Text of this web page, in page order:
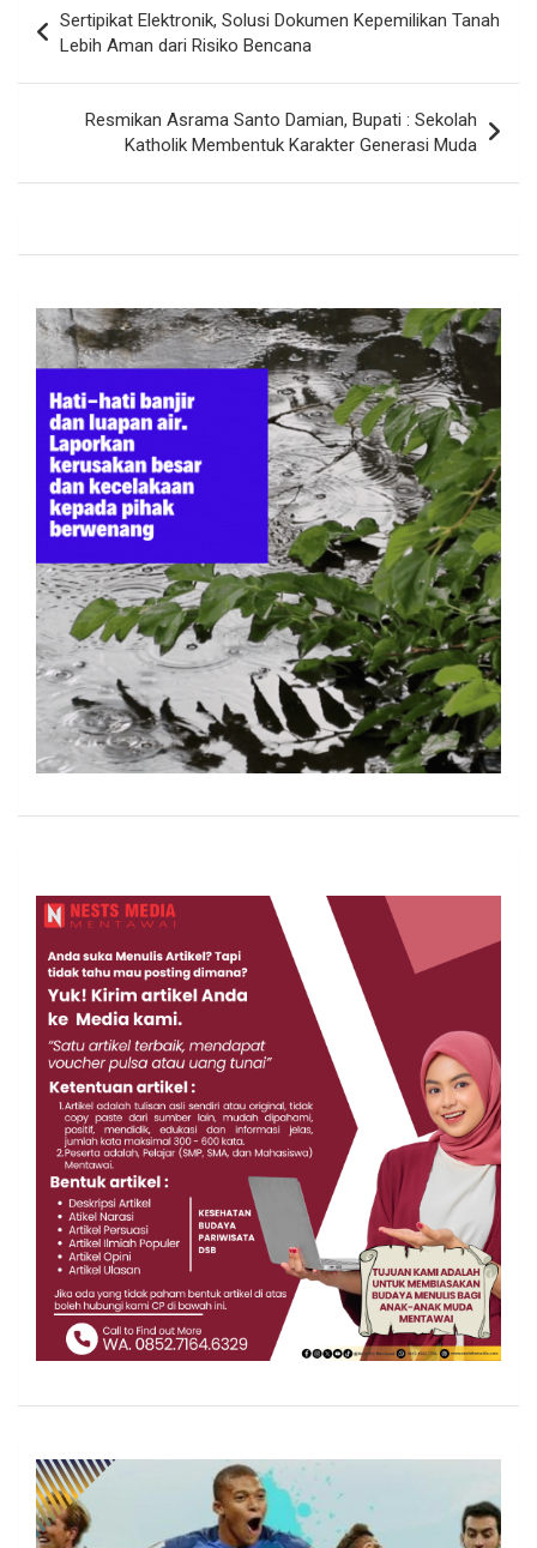
pos
Sertipikat Elektronik, Solusi Dokumen Kepemilikan Tanah
Lebih Aman dari Risiko Bencana
Resmikan Asrama Santo Damian, Bupati : Sekolah
Katholik Membentuk Karakter Generasi Muda